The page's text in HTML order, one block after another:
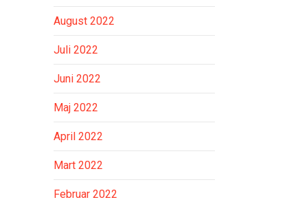
August 2022
Juli 2022
Juni 2022
Maj 2022
April 2022
Mart 2022
Februar 2022